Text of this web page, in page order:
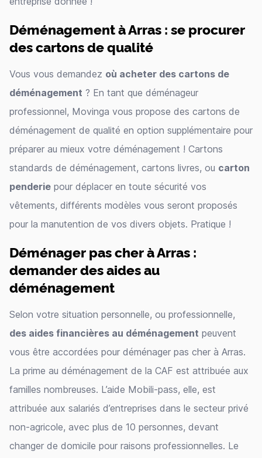
Déménagement à Arras : se procurer
des cartons de qualité
Vous vous demandez où acheter des cartons de
déménagement ? En tant que déménageur
professionnel, Movinga vous propose des cartons de
déménagement de qualité en option supplémentaire pour
préparer au mieux votre déménagement ! Cartons
standards de déménagement, cartons livres, ou carton
penderie pour déplacer en toute sécurité vos
vêtements, différents modèles vous seront proposés
pour la manutention de vos divers objets. Pratique !
Déménager pas cher à Arras :
demander des aides au
déménagement
Selon votre situation personnelle, ou professionnelle,
des aides financières au déménagement peuvent
vous être accordées pour déménager pas cher à Arras.
La prime au déménagement de la CAF est attribuée aux
familles nombreuses. L’aide Mobili-pass, elle, est
attribuée aux salariés d’entreprises dans le secteur privé
non-agricole, avec plus de 10 personnes, devant
changer de domicile pour raisons professionnelles. Le